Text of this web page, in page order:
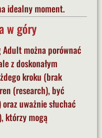
idealny moment.
w góry
Adult można porównać
z doskonałym
kroku (brak
(research), być
uważnie słuchać
którzy mogą